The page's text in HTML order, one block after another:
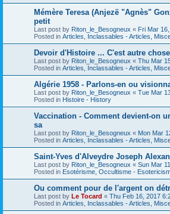
Mémère Teresa (Anjezë "Agnès"
petit
Last post by Riton_le_Besogneux « Fri Mar
Posted in Articles, Inclassables - Articles,
Devoir d'Histoire ... C'est autre
Last post by Riton_le_Besogneux « Thu Mar
Posted in Articles, Inclassables - Articles,
Algérie 1958 - Parlons-en ou
Last post by Riton_le_Besogneux « Tue Mar
Posted in Histoire - History
Vaccination - Comment devient-on
sa
Last post by Riton_le_Besogneux « Mon Mar
Posted in Articles, Inclassables - Articles,
Saint-Yves d'Alveydre Joseph
Last post by Riton_le_Besogneux « Sun Mar
Posted in Esotérisme, Occultisme -
Ou comment pour de l'argent on
Last post by Le Tocard « Thu Feb 16, 2017
Posted in Articles, Inclassables - Articles,